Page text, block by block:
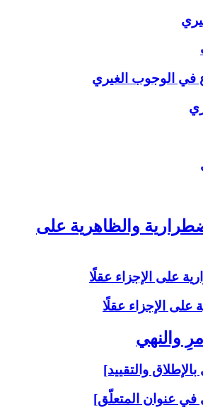
في الوجوب الغيري
والظاهرية على
على الإجزاء عقلًا
على الإجزاء عقلًا
والنهي‏
والتقييد]
في عنوان المتعلّق]